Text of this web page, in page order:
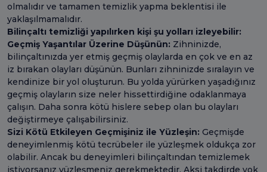
olmalıdır ve tamamen temizlik yapma beklentisi ile
yaklaşılmamalıdır.
Bilinçaltı temizliği yapılırken kişi şu yolları izleyebilir:
Geçmiş Yaşantılar Üzerine Düşünün: Zihninizde,
bilinçaltınızda yer etmiş geçmiş olaylarda en çok ve en az
iz bırakan olayları düşünün. Bunları zihninizde sıralayın ve
kendinize bir yol oluşturun. Bu yolda yürürken yaşadığınız
geçmiş olayların size neler hissettirdiğine odaklanmaya
çalışın. Daha sonra kötü hislere sebep olan bu olayları
değiştirmeye çalışabilirsiniz.
Sizi Kötü Etkileyen Geçmişiniz ile Yüzleşin: Geçmişde
deneyimlenmiş kötü tecrübeler ile yüzleşmek oldukça zor
olabilir. Ancak bu deneyimleri bilinçaltından temizlemek
istiyorsanız yüzleşmeniz gerekmektedir. Aksi takdirde yok